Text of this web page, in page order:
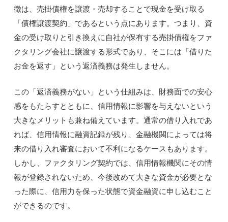
徴は、売掛債権を譲渡・売却することで現金を受け取る
「債権譲渡契約」であるという点にあります。つまり、資
金の受け取りと引き換えに自社が保有する売掛債権をファ
クタリング会社に譲渡する形式であり、そこには「借りた
お金を返す」という返済義務は発生しません。
この「返済義務がない」という仕組みは、財務面での安心
感をもたらすとともに、信用情報に影響を与えないという
大きなメリットも兼ね備えています。通常の借り入れであ
れば、信用情報に融資記録が残り、金融機関によっては将
来の借り入れ審査において不利になるケースもあります。
しかし、ファクタリング契約では、信用情報機関にその情
報が登録されないため、今後改めて大きな資金が必要とな
った際に、信用力を保った状態で資金融資に申し込むこと
ができるのです。